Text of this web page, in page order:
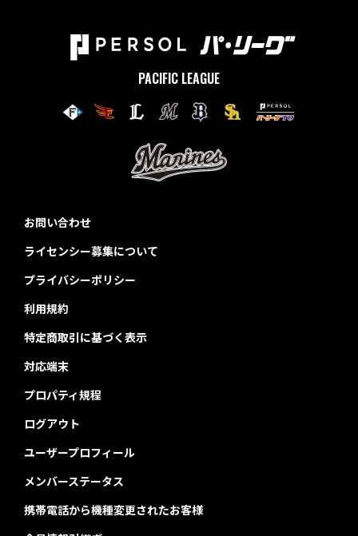
PACIFIC LEAGUE
お問い合わせ
ライセンシー募集について
プライバシーポリシー
利用規約
特定商取引に基づく表示
対応端末
プロパティ規程
ログアウト
ユーザープロフィール
メンバーステータス
携帯電話から機種変更されたお客様